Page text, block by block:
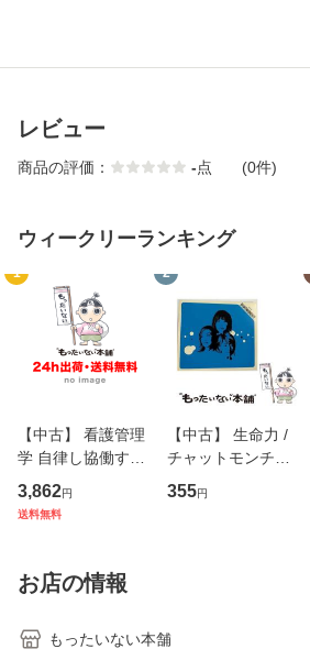
レビュー
商品の評価： -点 (0件)
ウィークリーランキング
1
【中古】 看護管理
学 自律し協働する
専門職の看護マネ
ジメントスキル 改
恵 藤本幸三 / 南江
堂 [単行
3,862円
送料無料
2
【中古】 生命力 /
チャットモンチー /
キューンレコード
[CD]【メール便送
355円
お店の情報
もったいない本舗